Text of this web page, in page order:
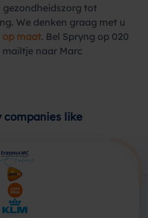
tot
We denken graag met u
op maat. Bel Spryng op 020
mailtje naar Marc
companies like